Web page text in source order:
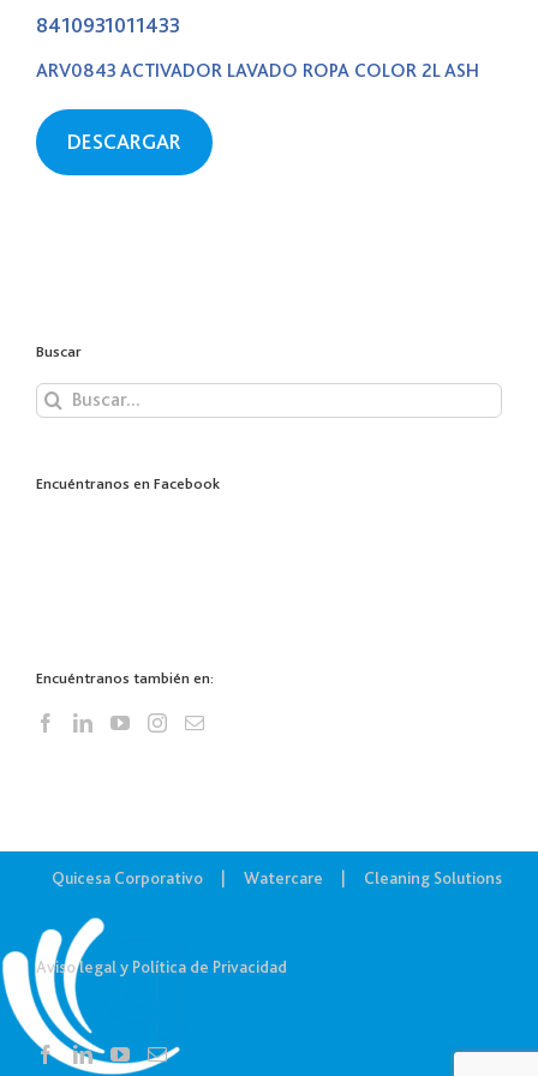
8410931011433
ARV0843 ACTIVADOR LAVADO ROPA COLOR 2L ASH
DESCARGAR
Buscar
Buscar:
Encuéntranos en Facebook
Encuéntranos también en:
Quicesa Corporativo Watercare Cleaning Solutions
Aviso legal y Política de Privacidad